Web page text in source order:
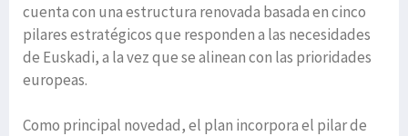
cuenta con una estructura renovada basada en cinco
pilares estratégicos que responden a las necesidades
de Euskadi, a la vez que se alinean con las prioridades
europeas.
Como principal novedad, el plan incorpora el pilar de